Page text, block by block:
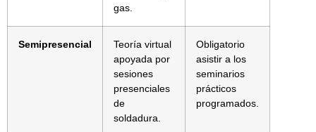
gas.
Semipresencial
Teoría virtual
apoyada por
sesiones
presenciales
de
soldadura.
Obligatorio
asistir a los
seminarios
prácticos
programados.